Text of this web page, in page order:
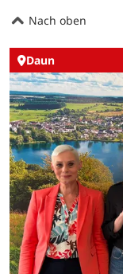
Nach oben
Daun